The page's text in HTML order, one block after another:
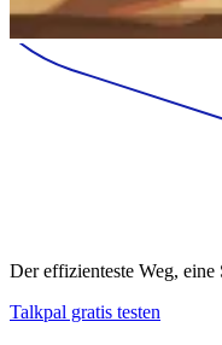
Der effizienteste Weg, eine
Talkpal gratis testen